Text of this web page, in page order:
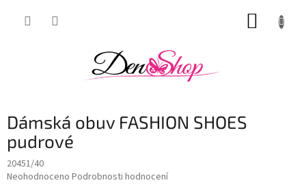
Dámská obuv FASHION SHOES
pudrové
20451/40
Průměrné
Neohodnoceno Podrobnosti hodnocení